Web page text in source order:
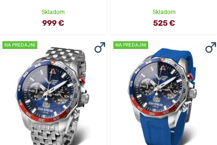
Skladom
999 €
Skladom
525 €
NA PREDAJNI NA PREDAJNI